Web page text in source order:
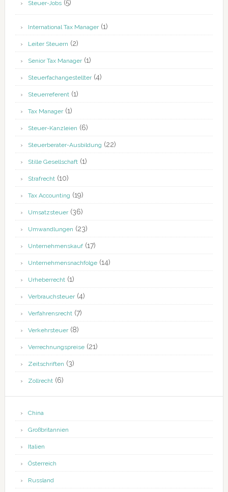
Steuer-Jobs(5)
International Tax Manager(1)
Leiter Steuern (2)
Senior Tax Manager(1)
Steuerfachangestellter(4)
Steuerreferent(1)
Tax Manager(1)
Steuer-Kanzleien (6)
Steuerberater-Ausbildung (22)
Stille Gesellschaft(1)
Strafrecht(10)
Tax Accounting (19)
Umsatzsteuer(36)
Umwandlungen (23)
Unternehmenskauf(17)
Unternehmensnachfolge(14)
Urheberrecht(1)
Verbrauchsteuer(4)
Verfahrensrecht(7)
Verkehrsteuer(8)
Verrechnungspreise(21)
Zeitschriften (3)
Zollrecht(6)
China
Großbritannien
Italien
Österreich
Russland